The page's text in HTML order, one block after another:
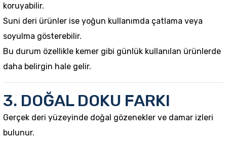
koruyabilir.
Suni deri ürünler ise yoğun kullanımda çatlama veya
soyulma gösterebilir.
Bu durum özellikle kemer gibi günlük kullanılan ürünlerde
daha belirgin hale gelir.
3. DOĞAL DOKU FARKI
Gerçek deri yüzeyinde doğal gözenekler ve damar izleri
bulunur.